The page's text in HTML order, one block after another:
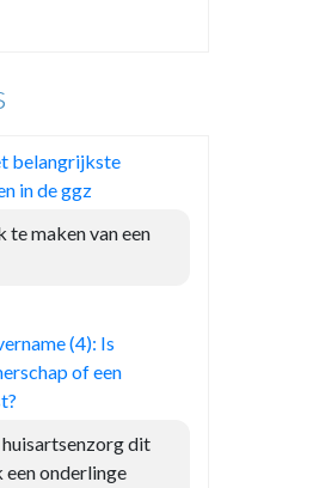
belangrijkste
in de ggz
te maken van een
(4): Is
of een
dit
onderlinge